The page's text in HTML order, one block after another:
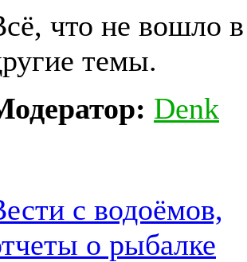
что не вошло в
темы.
Denk
с водоёмов,
о рыбалке